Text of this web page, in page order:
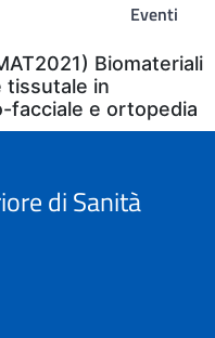
Eventi
Biomateriali
tissutale in
facciale e ortopedia
di Sanità